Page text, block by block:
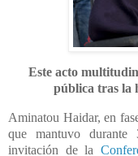
Este acto
pública tras la
Aminatou Haidar, en
que mantuvo
invitación de la